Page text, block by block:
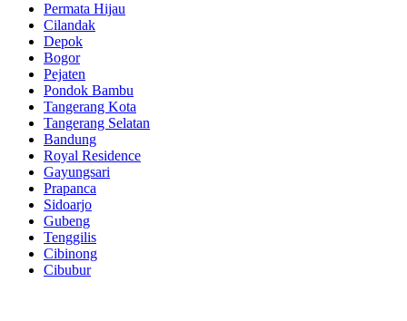
Permata Hijau
Cilandak
Depok
Bogor
Pejaten
Pondok Bambu
Tangerang Kota
Tangerang Selatan
Bandung
Royal Residence
Gayungsari
Prapanca
Sidoarjo
Gubeng
Tenggilis
Cibinong
Cibubur